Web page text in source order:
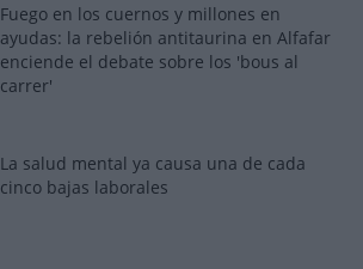
Fuego en los cuernos y millones en
ayudas: la rebelión antitaurina en Alfafar
enciende el debate sobre los 'bous al
carrer'
La salud mental ya causa una de cada
cinco bajas laborales